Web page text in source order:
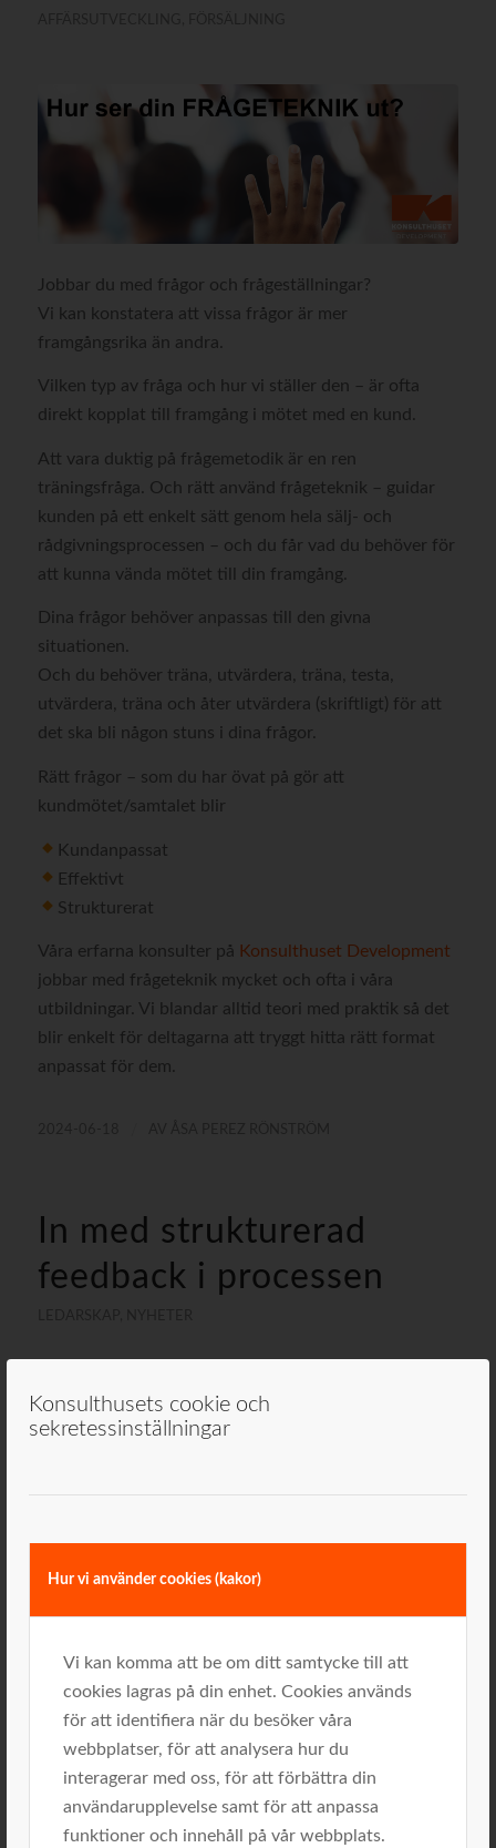
Konsulthusets cookie och
sekretessinställningar
Hur vi använder cookies (kakor)
Vi kan komma att be om ditt samtycke till att
cookies lagras på din enhet. Cookies används
för att identifiera när du besöker våra
webbplatser, för att analysera hur du
interagerar med oss, för att förbättra din
användarupplevelse samt för att anpassa
funktioner och innehåll på vår webbplats.
Jobbar du med frågor och frågeställningar?
Vi kan konstatera att vissa frågor är mer
framgångsrika än andra.
Vilken typ av fråga och hur vi ställer den – är ofta
direkt kopplat till framgång i mötet med en kund.
Att vara duktig på frågemetodik är en ren
träningsfråga. Och rätt använd frågeteknik – guidar
kunden på ett enkelt sätt genom hela sälj- och
rådgivningsprocessen – och du får vad du behöver för
att kunna vända mötet till din framgång.
Dina frågor behöver anpassas till den givna
situationen.
Och du behöver träna, utvärdera, träna, testa,
utvärdera, träna och åter utvärdera (skriftligt) för att
det ska bli någon stuns i dina frågor.
Rätt frågor – som du har övat på gör att
kundmötet/samtalet blir
Kundanpassat
Effektivt
Strukturerat
Våra erfarna konsulter på Konsulthuset Development
jobbar med frågeteknik mycket och ofta i våra
utbildningar. Vi blandar alltid teori med praktik så det
blir enkelt för deltagarna att tryggt hitta rätt format
anpassat för dem.
In med strukturerad
feedback i processen
Som konsult får man ibland riktigt känna av varför
Målgruppen denna gång bestod av säljare och
projektledare. Samtliga med placering runt våra tre
största städer och det var dags för första träffen inom
det projekt jag fått förmånen att leda under ca 10
månader. Kunskapsspridning inom bolaget – ett
fokusområde för innevarande år, och i vårt fall med